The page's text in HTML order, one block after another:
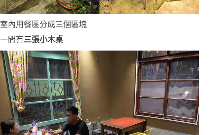
室內用餐區分成三個區塊
一間有三張小木桌